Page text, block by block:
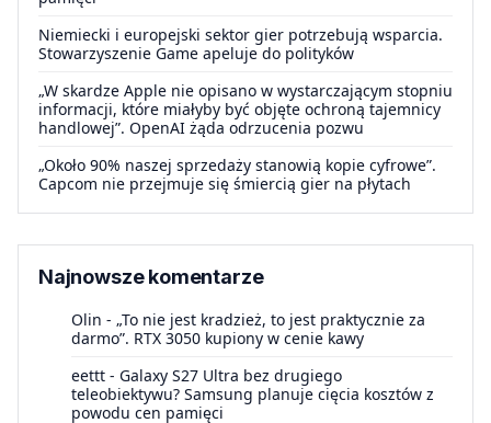
Niemiecki i europejski sektor gier potrzebują wsparcia.
Stowarzyszenie Game apeluje do polityków
„W skardze Apple nie opisano w wystarczającym stopniu
informacji, które miałyby być objęte ochroną tajemnicy
handlowej”. OpenAI żąda odrzucenia pozwu
„Około 90% naszej sprzedaży stanowią kopie cyfrowe”.
Capcom nie przejmuje się śmiercią gier na płytach
Najnowsze komentarze
Olin - „To nie jest kradzież, to jest praktycznie za
darmo”. RTX 3050 kupiony w cenie kawy
eettt - Galaxy S27 Ultra bez drugiego
teleobiektywu? Samsung planuje cięcia kosztów z
powodu cen pamięci